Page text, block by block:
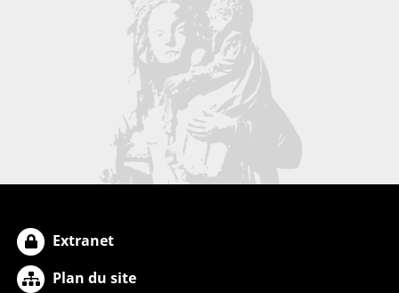
Extranet
Plan du site